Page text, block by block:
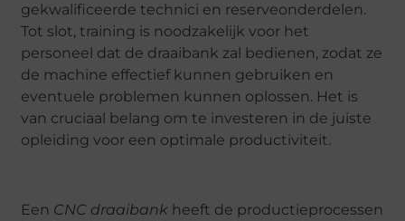
gekwalificeerde technici en reserveonderdelen.
Tot slot, training is noodzakelijk voor het
personeel dat de draaibank zal bedienen, zodat ze
de machine effectief kunnen gebruiken en
eventuele problemen kunnen oplossen. Het is
van cruciaal belang om te investeren in de juiste
opleiding voor een optimale productiviteit.
Een CNC draaibank heeft de productieprocessen